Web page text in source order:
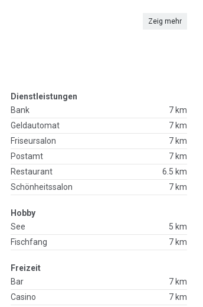
Zeig mehr
Dienstleistungen
Bank
7 km
Geldautomat
7 km
Friseursalon
7 km
Postamt
7 km
Restaurant
6.5 km
Schönheitssalon
7 km
Hobby
See
5 km
Fischfang
7 km
Freizeit
Bar
7 km
Casino
7 km